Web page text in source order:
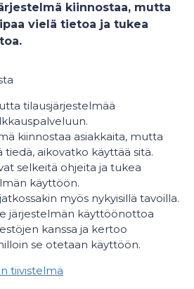
kiinnostaa, mutta
vielä tietoa ja tukea
tilausjärjestelmää
kiinnostaa asiakkaita, mutta
tiedä, aikovatko käyttää sitä.
selkeitä ohjeita ja tukea
käyttöön.
myös nykyisillä tavoilla.
järjestelmän käyttöönottoa
kanssa ja kertoo
se otetaan käyttöön.
tiivistelmä